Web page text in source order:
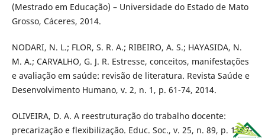
(Mestrado em Educação) – Universidade do Estado de Mato
Grosso, Cáceres, 2014.
NODARI, N. L.; FLOR, S. R. A.; RIBEIRO, A. S.; HAYASIDA, N.
M. A.; CARVALHO, G. J. R. Estresse, conceitos, manifestações
e avaliação em saúde: revisão de literatura. Revista Saúde e
Desenvolvimento Humano, v. 2, n. 1, p. 61-74, 2014.
OLIVEIRA, D. A. A reestruturação do trabalho docente:
precarização e flexibilização. Educ. Soc., v. 25, n. 89, p. 1127-